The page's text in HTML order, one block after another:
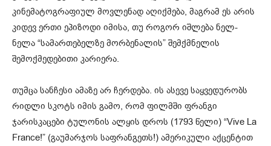
კინემატოგრაფიულ მოვლენად აღიქმება, მაგრამ ეს არის
კიდევ ერთი ეპიზოდი იმისა, თუ როგორ იშლება ნელ-
ნელა “სამართებელზე მორბენალის” შემქმნელის
შემოქმედებითი კარიერა.
თუმცა სანჩესი ამაზე არ ჩერდება. ის ასევე საყვედურობს
რიდლი სკოტს იმის გამო, რომ ფილმში ფრანგი
ჯარისკაცები ტულონის ალყის დროს (1793 წელი) “Vive La
France!” (გაუმარჯოს საფრანგეთს!) ამერიკული აქცენტით